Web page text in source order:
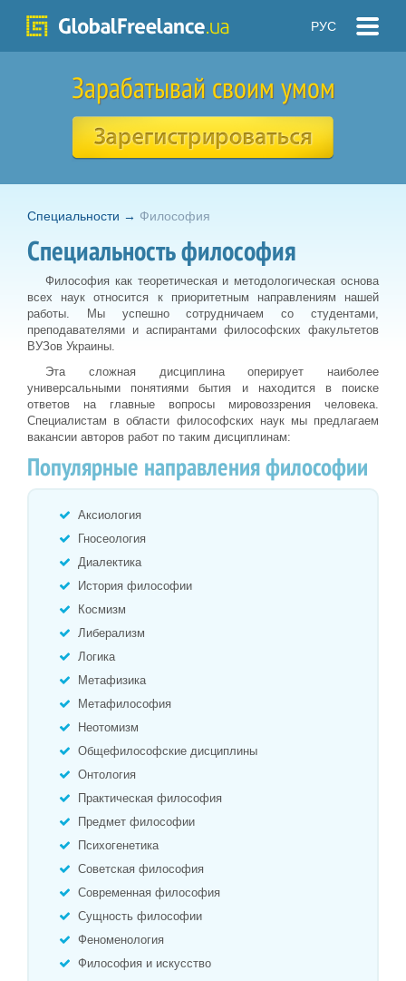
РУС
Зарабатывай своим умом
Специальности → Философия
Специальность философия
Философия как теоретическая и методологическая основа
всех наук относится к приоритетным направлениям нашей
работы. Мы успешно сотрудничаем со студентами,
преподавателями и аспирантами философских факультетов
ВУЗов Украины.
Эта сложная дисциплина оперирует наиболее
универсальными понятиями бытия и находится в поиске
ответов на главные вопросы мировоззрения человека.
Специалистам в области философских наук мы предлагаем
вакансии авторов работ по таким дисциплинам:
Популярные направления философии
Аксиология
Гносеология
Диалектика
История философии
Космизм
Либерализм
Логика
Метафизика
Метафилософия
Неотомизм
Общефилософские дисциплины
Онтология
Практическая философия
Предмет философии
Психогенетика
Советская философия
Современная философия
Сущность философии
Феноменология
Философия и искусство